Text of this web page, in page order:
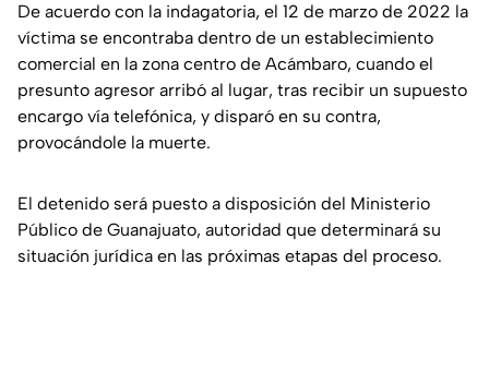
De acuerdo con la indagatoria, el 12 de marzo de 2022 la
víctima se encontraba dentro de un establecimiento
comercial en la zona centro de Acámbaro, cuando el
presunto agresor arribó al lugar, tras recibir un supuesto
encargo vía telefónica, y disparó en su contra,
provocándole la muerte.
El detenido será puesto a disposición del Ministerio
Público de Guanajuato, autoridad que determinará su
situación jurídica en las próximas etapas del proceso.